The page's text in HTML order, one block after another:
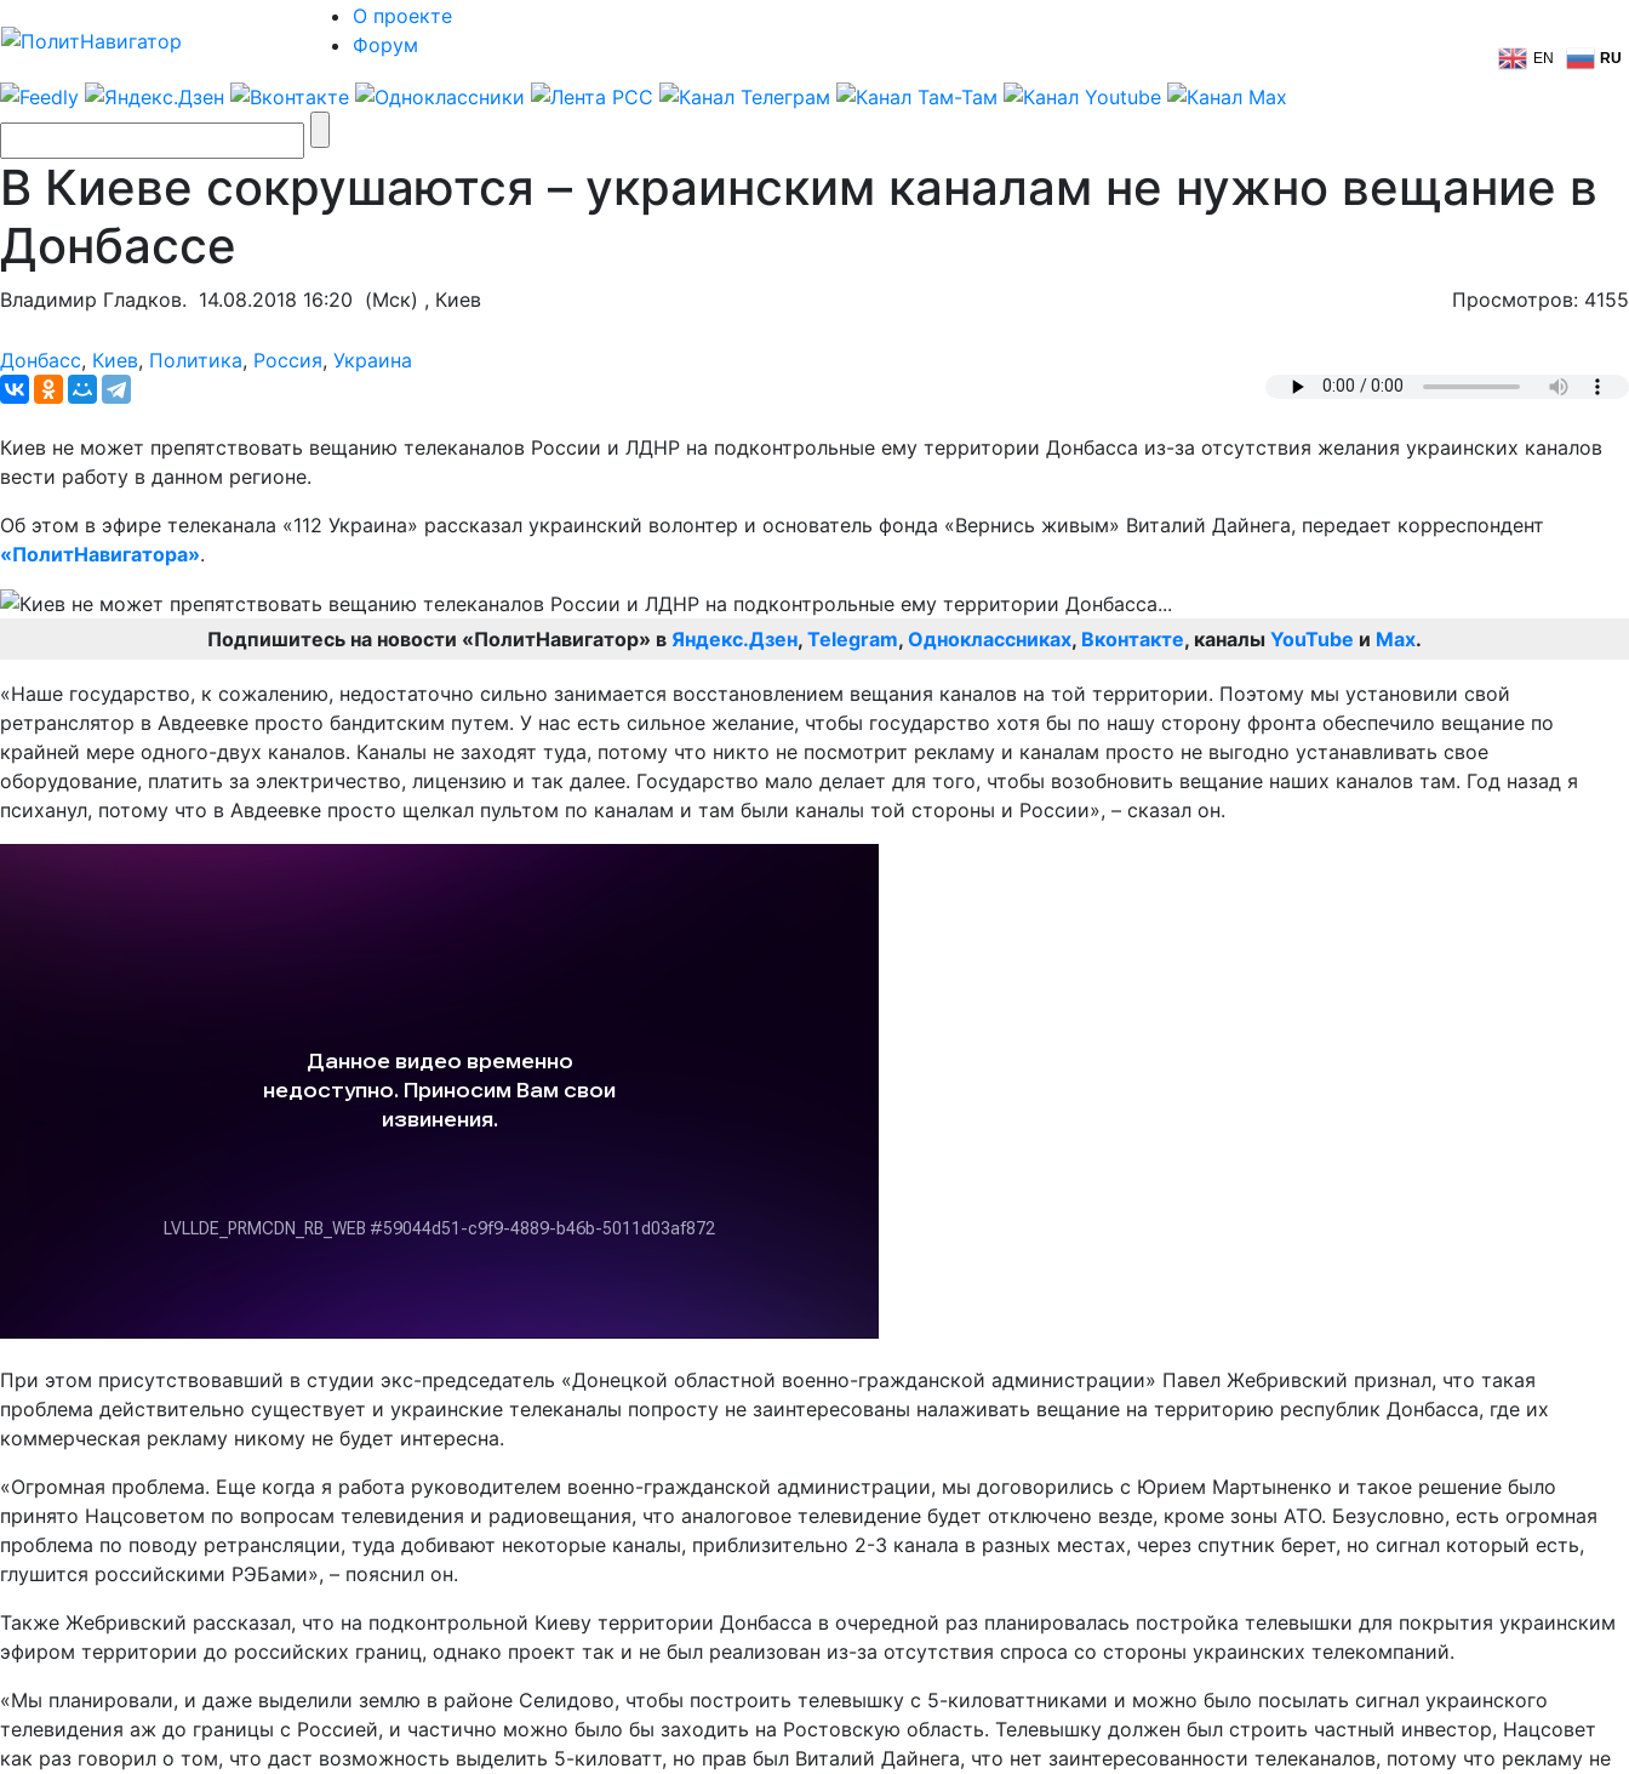
О проекте
Форум
EN RU
В Киеве сокрушаются – украинским каналам не нужно вещание в
Донбассе
Владимир Гладков. 14.08.2018 16:20 (Мск) , Киев Просмотров: 4155
Донбасс, Киев, Политика, Россия, Украина
Киев не может препятствовать вещанию телеканалов России и ЛДНР на подконтрольные ему территории Донбасса из-за отсутствия желания украинских каналов
вести работу в данном регионе.
Об этом в эфире телеканала «112 Украина» рассказал украинский волонтер и основатель фонда «Вернись живым» Виталий Дайнега, передает корреспондент
«ПолитНавигатора».
Подпишитесь на новости «ПолитНавигатор» в Яндекс.Дзен, Telegram, Одноклассниках, Вконтакте, каналы YouTube и Max.
«Наше государство, к сожалению, недостаточно сильно занимается восстановлением вещания каналов на той территории. Поэтому мы установили свой
ретранслятор в Авдеевке просто бандитским путем. У нас есть сильное желание, чтобы государство хотя бы по нашу сторону фронта обеспечило вещание по
крайней мере одного-двух каналов. Каналы не заходят туда, потому что никто не посмотрит рекламу и каналам просто не выгодно устанавливать свое
оборудование, платить за электричество, лицензию и так далее. Государство мало делает для того, чтобы возобновить вещание наших каналов там. Год назад я
психанул, потому что в Авдеевке просто щелкал пультом по каналам и там были каналы той стороны и России», – сказал он.
При этом присутствовавший в студии экс-председатель «Донецкой областной военно-гражданской администрации» Павел Жебривский признал, что такая
проблема действительно существует и украинские телеканалы попросту не заинтересованы налаживать вещание на территорию республик Донбасса, где их
коммерческая рекламу никому не будет интересна.
«Огромная проблема. Еще когда я работа руководителем военно-гражданской администрации, мы договорились с Юрием Мартыненко и такое решение было
принято Нацсоветом по вопросам телевидения и радиовещания, что аналоговое телевидение будет отключено везде, кроме зоны АТО. Безусловно, есть огромная
проблема по поводу ретрансляции, туда добивают некоторые каналы, приблизительно 2-3 канала в разных местах, через спутник берет, но сигнал который есть,
глушится российскими РЭБами», – пояснил он.
Также Жебривский рассказал, что на подконтрольной Киеву территории Донбасса в очередной раз планировалась постройка телевышки для покрытия украинским
эфиром территории до российских границ, однако проект так и не был реализован из-за отсутствия спроса со стороны украинских телекомпаний.
«Мы планировали, и даже выделили землю в районе Селидово, чтобы построить телевышку с 5-киловаттниками и можно было посылать сигнал украинского
телевидения аж до границы с Россией, и частично можно было бы заходить на Ростовскую область. Телевышку должен был строить частный инвестор, Нацсовет
как раз говорил о том, что даст возможность выделить 5-киловатт, но прав был Виталий Дайнега, что нет заинтересованности телеканалов, потому что рекламу не